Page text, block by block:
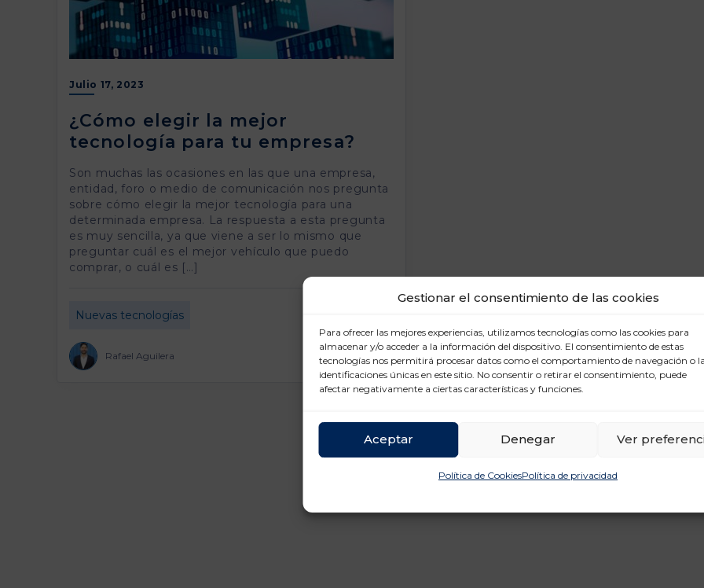
Gestionar el consentimiento de las cookies
Para ofrecer las mejores experiencias, utilizamos tecnologías como las cookies para
almacenar y/o acceder a la información del dispositivo. El consentimiento de estas
tecnologías nos permitirá procesar datos como el comportamiento de navegación o
identificaciones únicas en este sitio. No consentir o retirar el consentimiento, puede
afectar negativamente a ciertas características y funciones.
Aceptar Denegar Ver
Política de CookiesPolítica de privacidad
Julio 17, 2023
¿Cómo elegir la mejor
tecnología para tu empresa?
Son muchas las ocasiones en las que una empresa,
entidad, foro o medio de comunicación nos pregunta
sobre cómo elegir la mejor tecnología para una
determinada empresa. La respuesta a esta pregunta
es muy sencilla, ya que viene a ser lo mismo que
preguntar cuál es el mejor vehículo que puedo
comprar, o cuál es […]
Nuevas tecnologías
Rafael Aguilera